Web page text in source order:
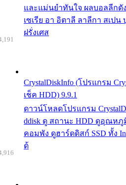
และแม่นยำทันใจ ผลบอลลีกดั
เซเรีย อา อิตาลี ลาลีกา สเปน
ฝรั่งเศส
CrystalDiskInfo (โปรแกรม
เช็ค HDD) 9.9.1
ดาวน์โหลดโปรแกรม
ddisk ดู สถานะ HDD ดูอุณหภู
คอมพัง ดูฮาร์ดดิสก์ SSD ทั้ง
ด้